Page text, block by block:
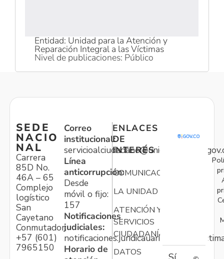
Entidad: Unidad para la Atención y
Reparación Integral a las Víctimas
Nivel de publicaciones: Público
SEDE
NACIO
NAL
Carrera
85D No.
46A – 65
Complejo
logístico
San
Cayetano
Conmutador:
+57 (601)
7965150
Correo
institucional:
Línea
anticorrupción:
Desde
móvil o fijo:
157
Notificaciones
judiciales:
Horario de
ENLACES
DE
INTERÉS
COMUNICACIONES
LA UNIDAD
ATENCIÓN Y
SERVICIOS
CIUDADANÍA
DATOS